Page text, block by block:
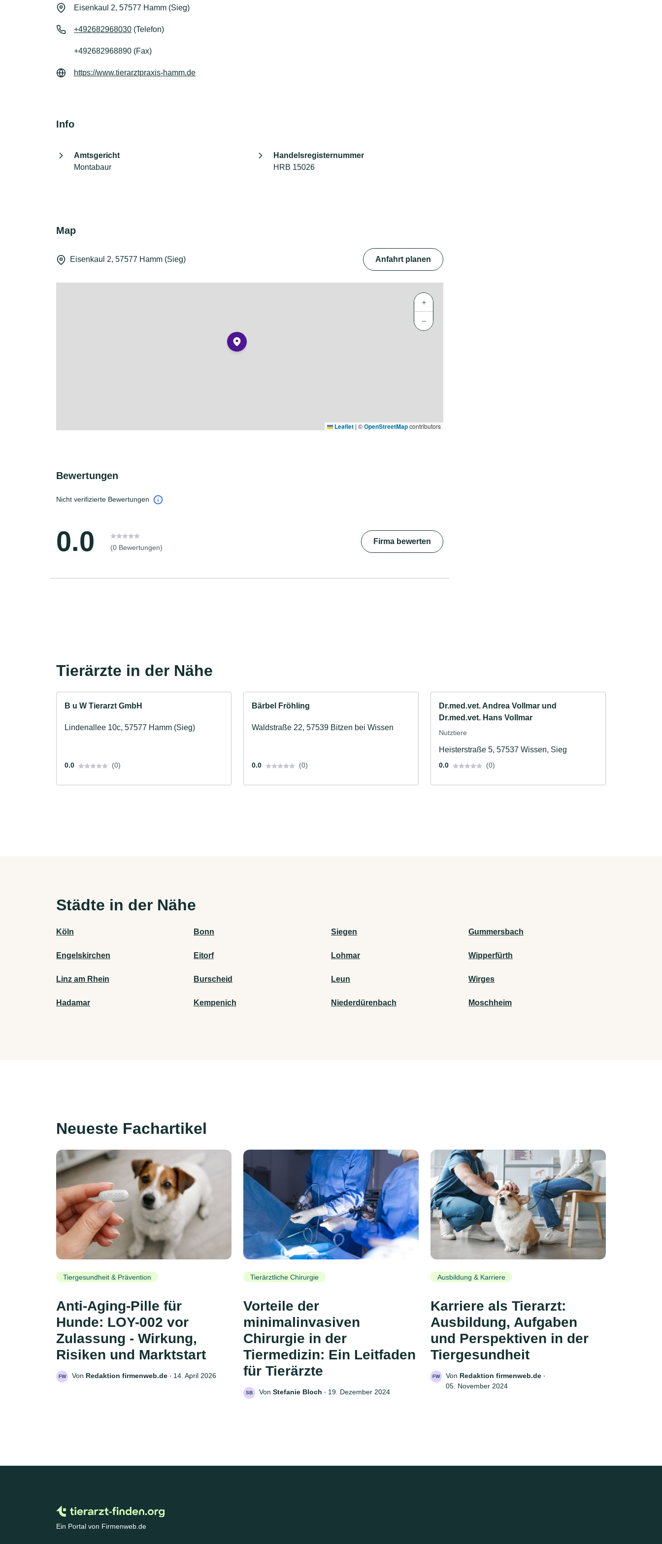
Eisenkaul 2, 57577 Hamm (Sieg)
+492682968030 (Telefon)
+492682968890 (Fax)
https://www.tierarztpraxis-hamm.de
Info
Amtsgericht
Montabaur
Handelsregisternummer
HRB 15026
Map
Eisenkaul 2, 57577 Hamm (Sieg) Anfahrt planen
+
−
Leaflet | ©OpenStreetMapcontributors
Bewertungen
Nicht verifizierte Bewertungen
0.0 (0 Bewertungen)
Firma bewerten
Tierärzte in der Nähe
B u W Tierarzt GmbH
Lindenallee 10c, 57577 Hamm (Sieg)
0.0 (0)
Bärbel Fröhling
Waldstraße 22, 57539 Bitzen bei Wissen
0.0 (0)
Dr.med.vet. Andrea Vollmar und
Dr.med.vet. Hans Vollmar
Nutztiere
Heisterstraße 5, 57537 Wissen, Sieg
0.0 (0)
Städte in der Nähe
Köln Bonn Siegen Gummersbach
Engelskirchen Eitorf Lohmar Wipperfürth
Linz am Rhein Burscheid Leun Wirges
Hadamar Kempenich Niederdürenbach Moschheim
Neueste Fachartikel
Tiergesundheit & Prävention
Anti-Aging-Pille für
Hunde: LOY-002 vor
Zulassung - Wirkung,
Risiken und Marktstart
FW Von Redaktion firmenweb.de ‧ 14. April 2026
Tierärztliche Chirurgie
Vorteile der
minimalinvasiven
Chirurgie in der
Tiermedizin: Ein Leitfaden
für Tierärzte
SB Von Stefanie Bloch ‧ 19. Dezember 2024
Ausbildung & Karriere
Karriere als Tierarzt:
Ausbildung, Aufgaben
und Perspektiven in der
Tiergesundheit
FW Von Redaktion firmenweb.de ‧
05. November 2024
Ein Portal von Firmenweb.de